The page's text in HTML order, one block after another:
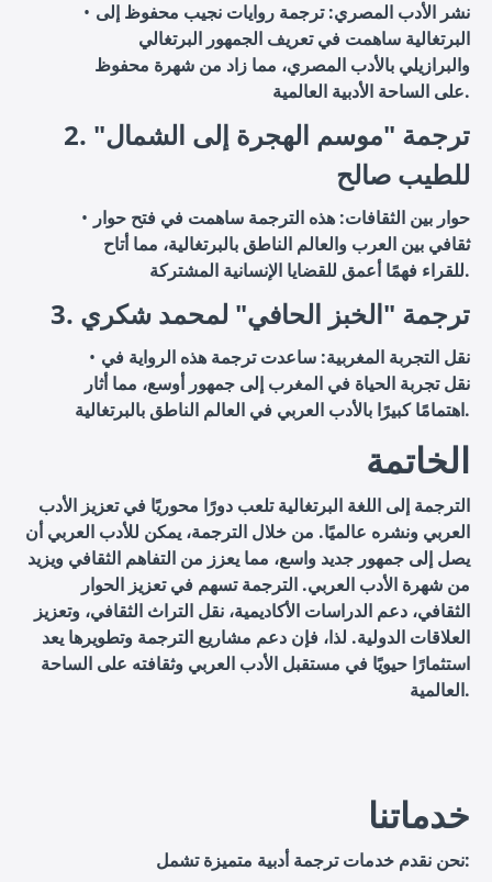
نشر الأدب المصري: ترجمة روايات نجيب محفوظ إلى
البرتغالية ساهمت في تعريف الجمهور البرتغالي
والبرازيلي بالأدب المصري، مما زاد من شهرة محفوظ
على الساحة الأدبية العالمية.
2. ترجمة "موسم الهجرة إلى الشمال"
للطيب صالح
حوار بين الثقافات: هذه الترجمة ساهمت في فتح حوار
ثقافي بين العرب والعالم الناطق بالبرتغالية، مما أتاح
للقراء فهمًا أعمق للقضايا الإنسانية المشتركة.
3. ترجمة "الخبز الحافي" لمحمد شكري
نقل التجربة المغربية: ساعدت ترجمة هذه الرواية في
نقل تجربة الحياة في المغرب إلى جمهور أوسع، مما أثار
اهتمامًا كبيرًا بالأدب العربي في العالم الناطق بالبرتغالية.
الخاتمة
الترجمة إلى اللغة البرتغالية تلعب دورًا محوريًا في تعزيز الأدب
العربي ونشره عالميًا. من خلال الترجمة، يمكن للأدب العربي أن
يصل إلى جمهور جديد واسع، مما يعزز من التفاهم الثقافي ويزيد
من شهرة الأدب العربي. الترجمة تسهم في تعزيز الحوار
الثقافي، دعم الدراسات الأكاديمية، نقل التراث الثقافي، وتعزيز
العلاقات الدولية. لذا، فإن دعم مشاريع الترجمة وتطويرها يعد
استثمارًا حيويًا في مستقبل الأدب العربي وثقافته على الساحة
العالمية.
خدماتنا
نحن نقدم خدمات ترجمة أدبية متميزة تشمل: